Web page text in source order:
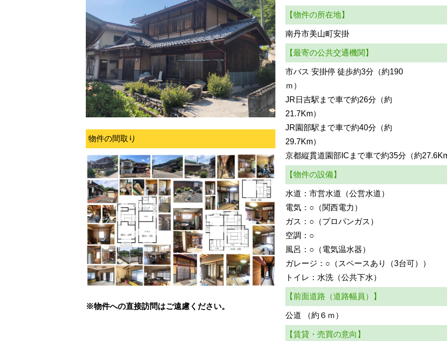
物件の間取り
※物件への直接訪問はご遠慮ください。
【物件の所在地】
南丹市美山町安掛
【最寄の公共交通機関】
市バス 安掛停 徒歩約3分（約190
JR日吉駅まで車で約26分（約
JR園部駅まで車で約40分（約
京都縦貫道園部ICまで車で約35分（約
【物件の設備】
水道：市営水道（公営水道）
電気：○（関西電力）
ガス：○（プロパンガス）
空調：○
風呂：○（電気温水器）
ガレージ：○（スペースあり（3台可））
トイレ：水洗（公共下水）
【前面道路（道路幅員）】
公道 （約６ｍ）
【賃貸・売買の意向】